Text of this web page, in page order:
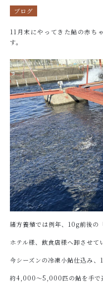
ABOUT US
OGATA養殖技術研究所につ
おいしい食べ方
SHOP
店舗概要
SHOPPING
ショッピングガイド
NEWS
お知らせ
CONTENTS
コンテンツ
PRIVACY
プライバシーポリシー
ブログ
11月末にやってきた鮎の赤ち
す。
緒方養殖では例年、10g前後の
ホテル様、飲食店様へ卸させて
今シーズンの冷凍小鮎仕込み、
約4,000～5,000匹の鮎を手で